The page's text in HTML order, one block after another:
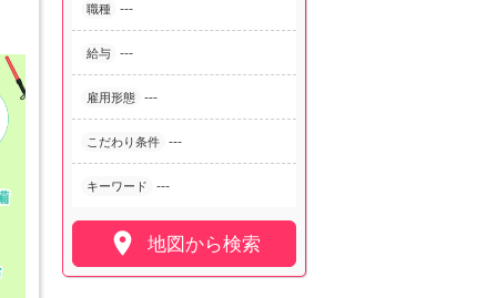
職種 ---
給与 ---
雇用形態 ---
こだわり条件 ---
キーワード ---
 地図から検索